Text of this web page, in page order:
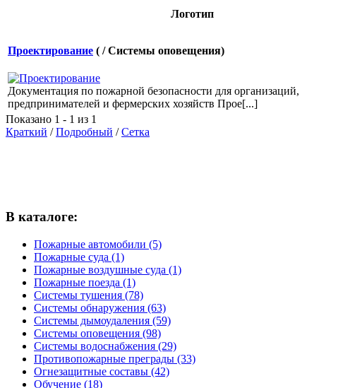
Логотип
Проектирование ( / Системы оповещения)
Документация по пожарной безопасности для организаций,
предпринимателей и фермерских хозяйств Прое[...]
Показано 1 - 1 из 1
Краткий /Подробный /Сетка
В каталоге:
Пожарные автомобили (5)
Пожарные суда (1)
Пожарные воздушные суда (1)
Пожарные поезда (1)
Системы тушения (78)
Системы обнаружения (63)
Системы дымоудаления (59)
Системы оповещения (98)
Системы водоснабжения (29)
Противопожарные преграды (33)
Огнезащитные составы (42)
Обучение (18)